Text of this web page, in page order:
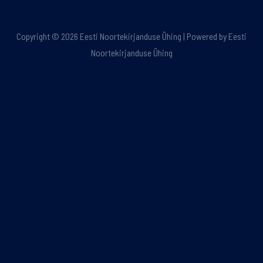
Copyright © 2026 Eesti Noortekirjanduse Ühing | Powered by Eesti
Noortekirjanduse Ühing